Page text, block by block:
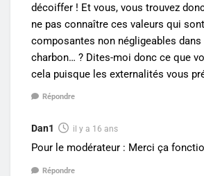
décoiffer ! Et vous, vous trouvez
ne pas connaître ces valeurs qui
composantes non négligeables
charbon… ? Dites-moi donc ce que
cela puisque les externalités vous
Répondre
Dan1 il y a 16 ans
Pour le modérateur : Merci ça
Répondre